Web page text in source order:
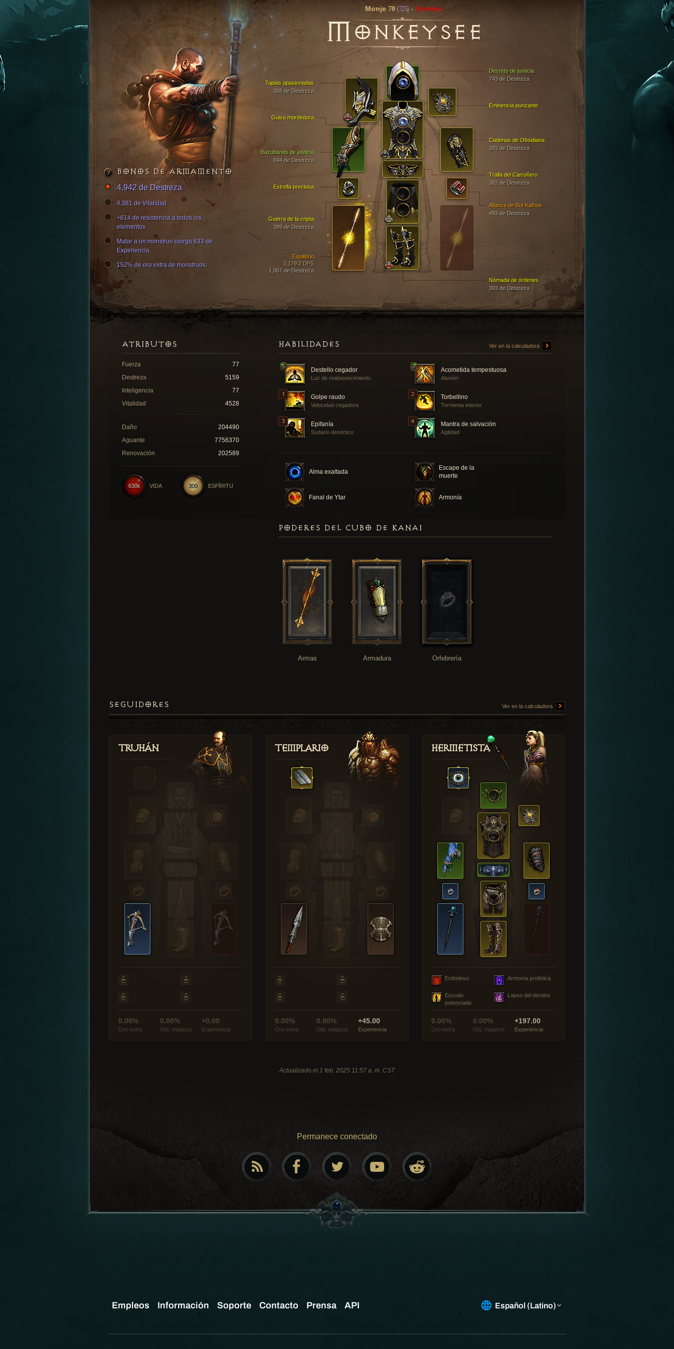
Monje70 (725) - Extremo
MONKEYSEE
Decreto de justicia
743 de Destreza
Guisa mordedora
Nómada de órdenes
393 de Destreza
Bazubands de justicia
694 de Destreza
Tapias apasionadas
388 de Destreza
Guerra de la cripta
389 de Destreza
Cadenas de Obsidiana
393 de Destreza
Equilibrio
3,179.2 DPS
1,067 de Destreza
Tralla del Carroñero
382 de Destreza
Alianza de Bul-Kathos
493 de Destreza
Estrella preciosa
Eminencia punzante
BONOS DE ARMAMENTO
4,942 de Destreza
4,381 de Vitalidad
+614 de resistencia a todos los
elementos
Matar a un monstruo otorga 633 de
Experiencia.
152% de oro extra de monstruos.
HABILIDADES Ver en la calculadora
Destello cegador
Luz de reabastecimiento
Acometida tempestuosa
Aluvión
Golpe raudo
Velocidad cegadora
Torbellino
Tormenta interior
Epifanía
Sudario desértico
Mantra de salvación
Agilidad
Alma exaltada
Escape de la
muerte
Fanal de Ytar Armonía
ATRIBUTOS
Fuerza
77
Destreza
5159
Inteligencia
77
Vitalidad
4528
Daño
204490
Aguante
7756370
Renovación
202589
300 ESPÍRITU
630k VIDA
PODERES DEL CUBO DE KANAI
Armas Armadura Orfebrería
SEGUIDORES Ver en la calculadora
Truhán
0.00%
Oro extra
0.00%
Obj. mágicos
+0.00
Experiencia
Templario
0.00%
Oro extra
0.00%
Obj. mágicos
+45.00
Experiencia
Hermetista
Embeleso Armonía profética
Escudo
potenciado
Lapso del destino
0.00%
Oro extra
0.00%
Obj. mágicos
+197.00
Experiencia
Actualizado el 1 feb. 2025 11:57 a. m. CST
Permanece conectado